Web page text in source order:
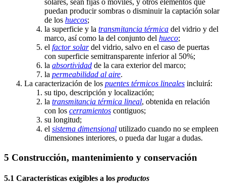
solares, sean fijas o móviles, y otros elementos que
puedan producir sombras o disminuir la captación solar
de los huecos;
la superficie y la transmitancia térmica del vidrio y del
marco, así como la del conjunto del hueco;
el factor solardel vidrio, salvo en el caso de puertas
con superficie semitransparente inferior al 50%;
la absortividad de la cara exterior del marco;
la permeabilidad al aire.
La caracterización de los puentes térmicos lineales incluirá:
su tipo, descripción y localización;
la transmitancia térmica lineal, obtenida en relación
con los cerramientos contiguos;
su longitud;
el sistema dimensional utilizado cuando no se empleen
dimensiones interiores, o pueda dar lugar a dudas.
5 Construcción, mantenimiento y conservación
5.1 Características exigibles a los productos